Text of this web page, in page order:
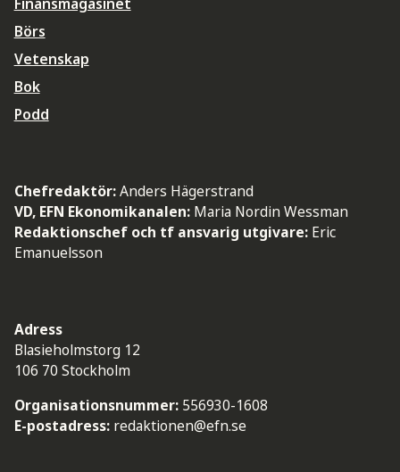
Börs
Vetenskap
Bok
Podd
Chefredaktör:Anders Hägerstrand
VD, EFN Ekonomikanalen: Maria Nordin Wessman
Redaktionschef och tf ansvarig utgivare: Eric
Emanuelsson
Adress
Blasieholmstorg 12
106 70 Stockholm
Organisationsnummer: 556930-1608
E-postadress: redaktionen@efn.se